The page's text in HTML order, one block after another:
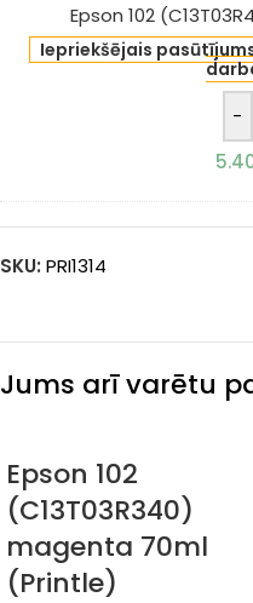
Epson 102
Iepriekšējais
-
SKU: PRI1314
Jums arī varētu
Epson 102
(C13T03R340)
magenta 70ml
(Printle)